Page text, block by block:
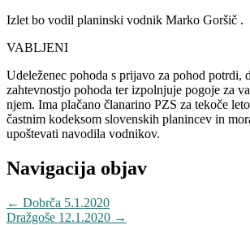
Izlet bo vodil planinski vodnik Marko Goršič .
VABLJENI
Udeleženec pohoda s prijavo za pohod potrdi,
zahtevnostjo pohoda ter izpolnjuje pogoje za
njem. Ima plačano članarino PZS za tekoče
častnim kodeksom slovenskih planincev in
upoštevati navodila vodnikov.
Navigacija objav
← Dobrča 5.1.2020
Dražgoše 12.1.2020 →